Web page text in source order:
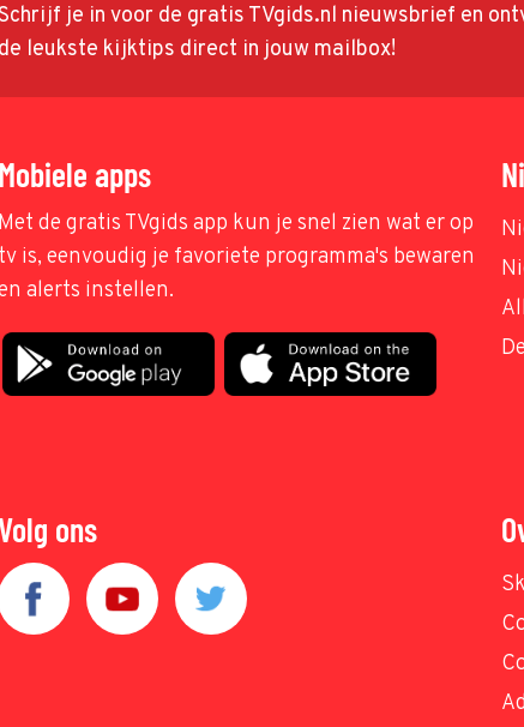
je in voor de gratis TVgids.nl nieuwsbrief en
de leukste kijktips direct in jouw mailbox!
Mobiele apps
Met de gratis TVgids app kun je snel zien wat er op
tv is, eenvoudig je favoriete programma's bewaren
alerts instellen.
ons